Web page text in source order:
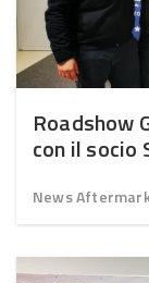
Roadshow
con il socio
News